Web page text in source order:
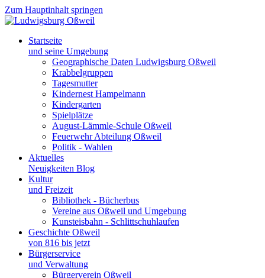
Zum Hauptinhalt springen
Startseite
und seine Umgebung
Geographische Daten Ludwigsburg Oßweil
Krabbelgruppen
Tagesmutter
Kindernest Hampelmann
Kindergarten
Spielplätze
August-Lämmle-Schule Oßweil
Feuerwehr Abteilung Oßweil
Politik - Wahlen
Aktuelles
Neuigkeiten Blog
Kultur
und Freizeit
Bibliothek - Bücherbus
Vereine aus Oßweil und Umgebung
Kunsteisbahn - Schlittschuhlaufen
Geschichte Oßweil
von 816 bis jetzt
Bürgerservice
und Verwaltung
Bürgerverein Oßweil